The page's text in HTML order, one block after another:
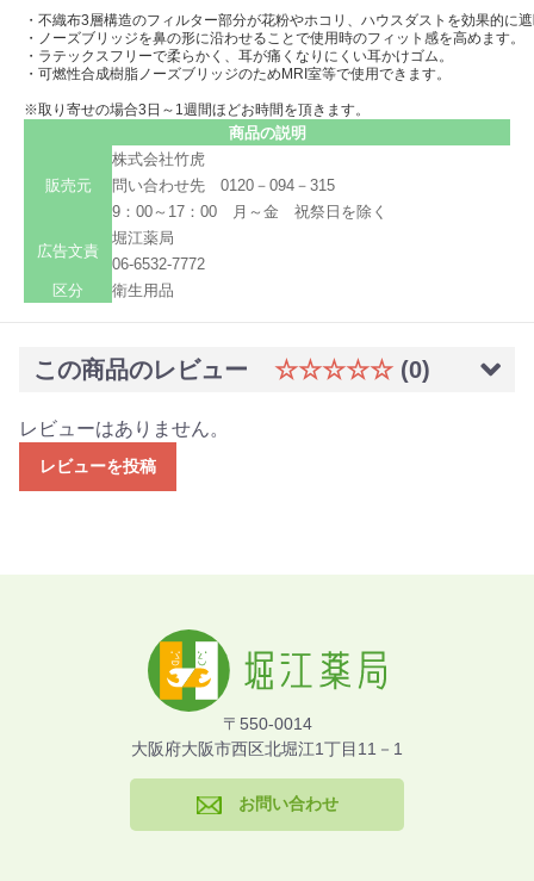
・不織布3層構造のフィルター部分が花粉やホコリ、ハウスダストを効果的に
・ノーズブリッジを鼻の形に沿わせることで使用時のフィット感を高めます。
・ラテックスフリーで柔らかく、耳が痛くなりにくい耳かけゴム。
・可燃性合成樹脂ノーズブリッジのためMRI室等で使用できます。
※取り寄せの場合3日～1週間ほどお時間を頂きます。
商品の説明
販売元
株式会社竹虎
問い合わせ先 0120－094－315
9：00～17：00 月～金 祝祭日を除く
広告文責
堀江薬局
06-6532-7772
区分
衛生用品
この商品のレビュー ☆☆☆☆☆ (0)
レビューはありません。
レビューを投稿
〒550-0014
大阪府大阪市西区北堀江1丁目11－1
お問い合わせ